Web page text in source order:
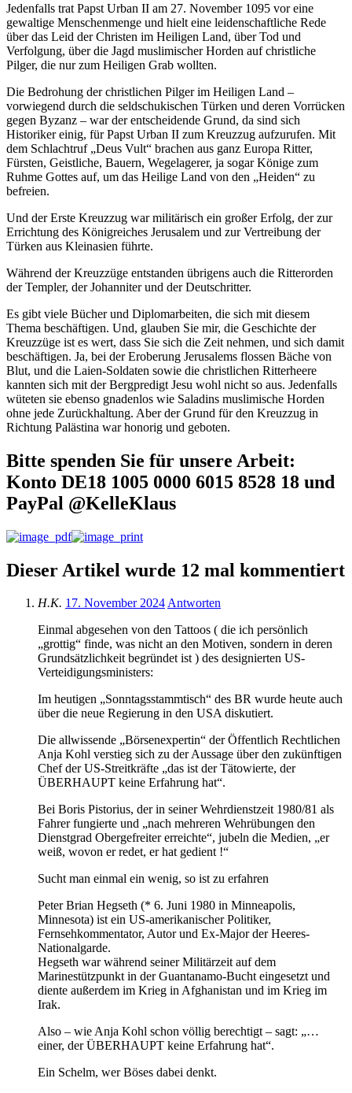
Jedenfalls trat Papst Urban II am 27. November 1095 vor eine
gewaltige Menschenmenge und hielt eine leidenschaftliche Rede
über das Leid der Christen im Heiligen Land, über Tod und
Verfolgung, über die Jagd muslimischer Horden auf christliche
Pilger, die nur zum Heiligen Grab wollten.
Die Bedrohung der christlichen Pilger im Heiligen Land –
vorwiegend durch die seldschukischen Türken und deren Vorrücken
gegen Byzanz – war der entscheidende Grund, da sind sich
Historiker einig, für Papst Urban II zum Kreuzzug aufzurufen. Mit
dem Schlachtruf „Deus Vult“ brachen aus ganz Europa Ritter,
Fürsten, Geistliche, Bauern, Wegelagerer, ja sogar Könige zum
Ruhme Gottes auf, um das Heilige Land von den „Heiden“ zu
befreien.
Und der Erste Kreuzzug war militärisch ein großer Erfolg, der zur
Errichtung des Königreiches Jerusalem und zur Vertreibung der
Türken aus Kleinasien führte.
Während der Kreuzzüge entstanden übrigens auch die Ritterorden
der Templer, der Johanniter und der Deutschritter.
Es gibt viele Bücher und Diplomarbeiten, die sich mit diesem
Thema beschäftigen. Und, glauben Sie mir, die Geschichte der
Kreuzzüge ist es wert, dass Sie sich die Zeit nehmen, und sich damit
beschäftigen. Ja, bei der Eroberung Jerusalems flossen Bäche von
Blut, und die Laien-Soldaten sowie die christlichen Ritterheere
kannten sich mit der Bergpredigt Jesu wohl nicht so aus. Jedenfalls
wüteten sie ebenso gnadenlos wie Saladins muslimische Horden
ohne jede Zurückhaltung. Aber der Grund für den Kreuzzug in
Richtung Palästina war honorig und geboten.
Bitte spenden Sie für unsere Arbeit:
Konto DE18 1005 0000 6015 8528 18 und
PayPal @KelleKlaus
Dieser Artikel wurde 12 mal kommentiert
H.K. 17. November 2024Antworten
Einmal abgesehen von den Tattoos ( die ich persönlich
„grottig“ finde, was nicht an den Motiven, sondern in deren
Grundsätzlichkeit begründet ist ) des designierten US-
Verteidigungsministers:
Im heutigen „Sonntagsstammtisch“ des BR wurde heute auch
über die neue Regierung in den USA diskutiert.
Die allwissende „Börsenexpertin“ der Öffentlich Rechtlichen
Anja Kohl verstieg sich zu der Aussage über den zukünftigen
Chef der US-Streitkräfte „das ist der Tätowierte, der
ÜBERHAUPT keine Erfahrung hat“.
Bei Boris Pistorius, der in seiner Wehrdienstzeit 1980/81 als
Fahrer fungierte und „nach mehreren Wehrübungen den
Dienstgrad Obergefreiter erreichte“, jubeln die Medien, „er
weiß, wovon er redet, er hat gedient !“
Sucht man einmal ein wenig, so ist zu erfahren
Peter Brian Hegseth (* 6. Juni 1980 in Minneapolis,
Minnesota) ist ein US-amerikanischer Politiker,
Fernsehkommentator, Autor und Ex-Major der Heeres-
Nationalgarde.
Hegseth war während seiner Militärzeit auf dem
Marinestützpunkt in der Guantanamo-Bucht eingesetzt und
diente außerdem im Krieg in Afghanistan und im Krieg im
Irak.
Also – wie Anja Kohl schon völlig berechtigt – sagt: „…
einer, der ÜBERHAUPT keine Erfahrung hat“.
Ein Schelm, wer Böses dabei denkt.